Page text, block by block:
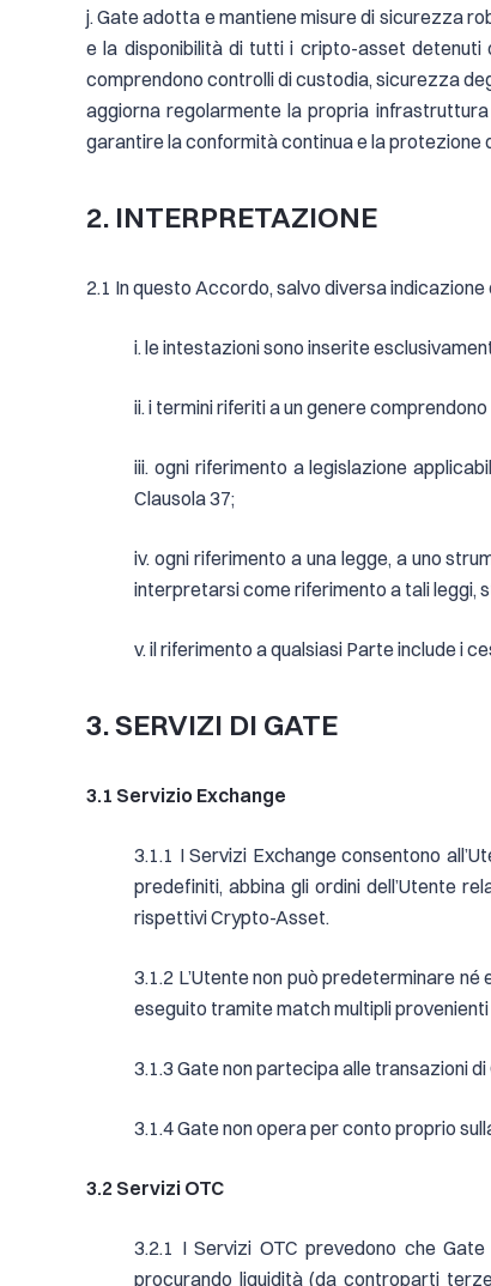
j. Gate adotta e mantiene misure di sicurezza
e la disponibilità di tutti i cripto-asset detenuti
comprendono controlli di custodia, sicurezza
aggiorna regolarmente la propria
garantire la conformità continua e la protezione
2. INTERPRETAZIONE
2.1 In questo Accordo, salvo diversa
i. le intestazioni sono inserite
ii. i termini riferiti a un genere
iii. ogni riferimento a legislazione
Clausola 37;
iv. ogni riferimento a una legge, a uno
interpretarsi come riferimento a tali leggi,
v. il riferimento a qualsiasi Parte include i
3. SERVIZI DI GATE
3.1 Servizio Exchange
3.1.1 I Servizi Exchange consentono
predefiniti, abbina gli ordini dell’Utente
rispettivi Crypto-Asset.
3.1.2 L’Utente non può predeterminare
eseguito tramite match multipli
3.1.3 Gate non partecipa alle transazioni
3.1.4 Gate non opera per conto proprio
3.2 Servizi OTC
3.2.1 I Servizi OTC prevedono che
procurando liquidità (da controparti